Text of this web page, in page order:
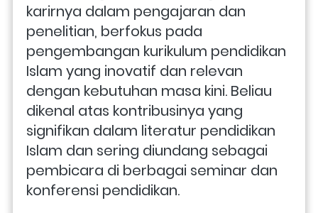
karirnya dalam pengajaran dan
penelitian, berfokus pada
pengembangan kurikulum pendidikan
Islam yang inovatif dan relevan
dengan kebutuhan masa kini. Beliau
dikenal atas kontribusinya yang
signifikan dalam literatur pendidikan
Islam dan sering diundang sebagai
pembicara di berbagai seminar dan
konferensi pendidikan.